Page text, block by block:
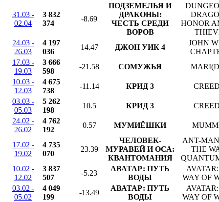
31.03 -
02.04
3 832
374
-8.69
ПОДЗЕМЕЛЬЯ И
ДРАКОНЫ:
ЧЕСТЬ СРЕДИ
ВОРОВ
HONOR
24.03 -
26.03
4 197
036
14.47 ДЖОН УИК 4
JOHN
17.03 -
19.03
3 666
598
-21.58 СОМУЖЬЯ
10.03 -
12.03
4 675
738
-11.14 КРИД 3
03.03 -
05.03
5 262
198
10.5 КРИД 3
24.02 -
26.02
4 762
192
0.57 МУМИЁШКИ
17.02 -
19.02
4 735
070
23.39
ЧЕЛОВЕК-
МУРАВЕЙ И ОСА:
КВАНТОМАНИЯ
ANT-
THE
10.02 -
12.02
3 837
507
-5.23
АВАТАР: ПУТЬ
ВОДЫ
WAY OF
03.02 -
05.02
4 049
199
-13.49
АВАТАР: ПУТЬ
ВОДЫ
WAY OF